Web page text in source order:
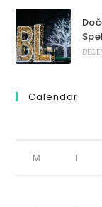
Calendar
M T